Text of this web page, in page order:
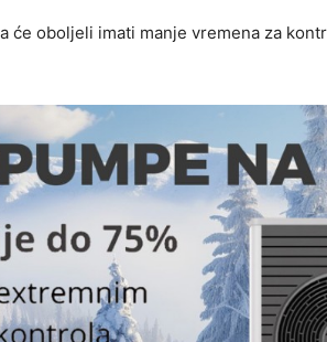
oboljeli imati manje vremena za